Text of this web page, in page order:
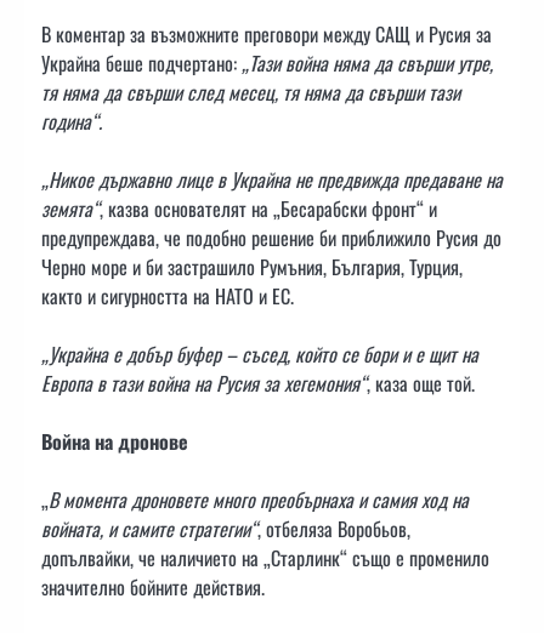
В коментар за възможните преговори между САЩ и Русия за
Украйна беше подчертано:„Тази война няма да свърши утре,
тя няма да свърши след месец, тя няма да свърши тази
година“.
„Никое държавно лице в Украйна не предвижда предаване на
земята“, казва основателят на „Бесарабски фронт“ и
предупреждава, че подобно решение би приближило Русия до
Черно море и би застрашило Румъния, България, Турция,
както и сигурността на НАТО и ЕС.
„Украйна е добър буфер – съсед, който се бори и е щит на
Европа в тази война на Русия за хегемония“, каза още той.
Война на дронове
„В момента дроновете много преобърнаха и самия ход на
войната, и самите стратегии“, отбеляза Воробьов,
допълвайки, че наличието на „Старлинк“ също е променило
значително бойните действия.